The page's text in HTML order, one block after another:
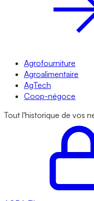
Agrofourniture
Agroalimentaire
AgTech
Coop-négoce
Tout l'historique de vos